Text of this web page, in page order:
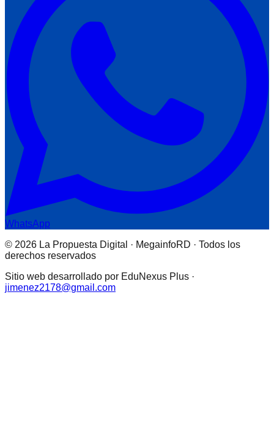
WhatsApp
© 2026 La Propuesta Digital · MegainfoRD · Todos los
derechos reservados
Sitio web desarrollado por EduNexus Plus ·
jimenez2178@gmail.com